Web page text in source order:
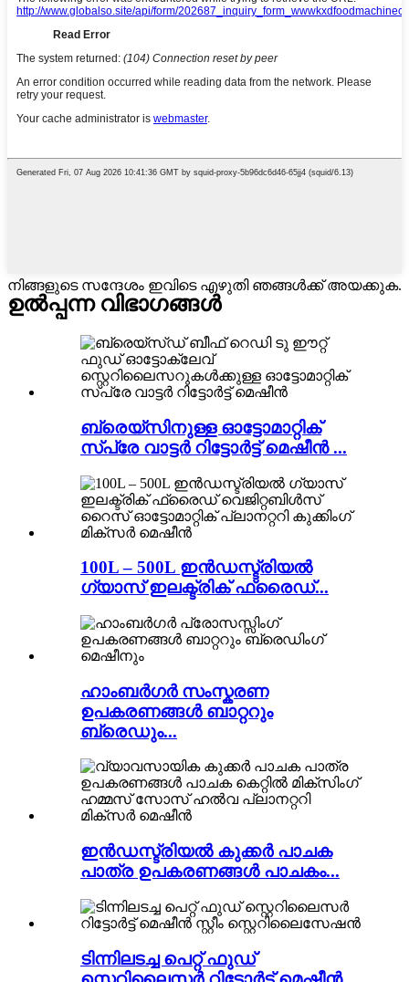
നിങ്ങളുടെ സന്ദേശം ഇവിടെ എഴുതി ഞങ്ങൾക്ക് അയക്കുക.
ഉൽപ്പന്ന വിഭാഗങ്ങൾ
ബ്രെയ്‌സിനുള്ള ഓട്ടോമാറ്റിക്
സ്പ്രേ വാട്ടർ റിട്ടോർട്ട് മെഷീൻ ...
100L – 500L ഇൻഡസ്ട്രിയൽ
ഗ്യാസ് ഇലക്ട്രിക് ഫ്രൈഡ്...
ഹാംബർഗർ സംസ്കരണ
ഉപകരണങ്ങൾ ബാറ്ററും
ബ്രെഡും...
ഇൻഡസ്ട്രിയൽ കുക്കർ പാചക
പാത്ര ഉപകരണങ്ങൾ പാചകം...
ടിന്നിലടച്ച പെറ്റ് ഫുഡ്